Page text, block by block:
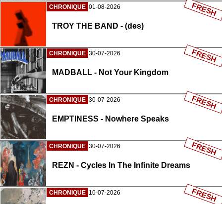
CHRONIQUE 01-08-2026
TROY THE BAND - (des)
FRESH
CHRONIQUE 30-07-2026
MADBALL - Not Your Kingdom
FRESH
CHRONIQUE 30-07-2026
EMPTINESS - Nowhere Speaks
FRESH
CHRONIQUE 30-07-2026
REZN - Cycles In The Infinite Dreams
FRESH
CHRONIQUE 10-07-2026 FRESH